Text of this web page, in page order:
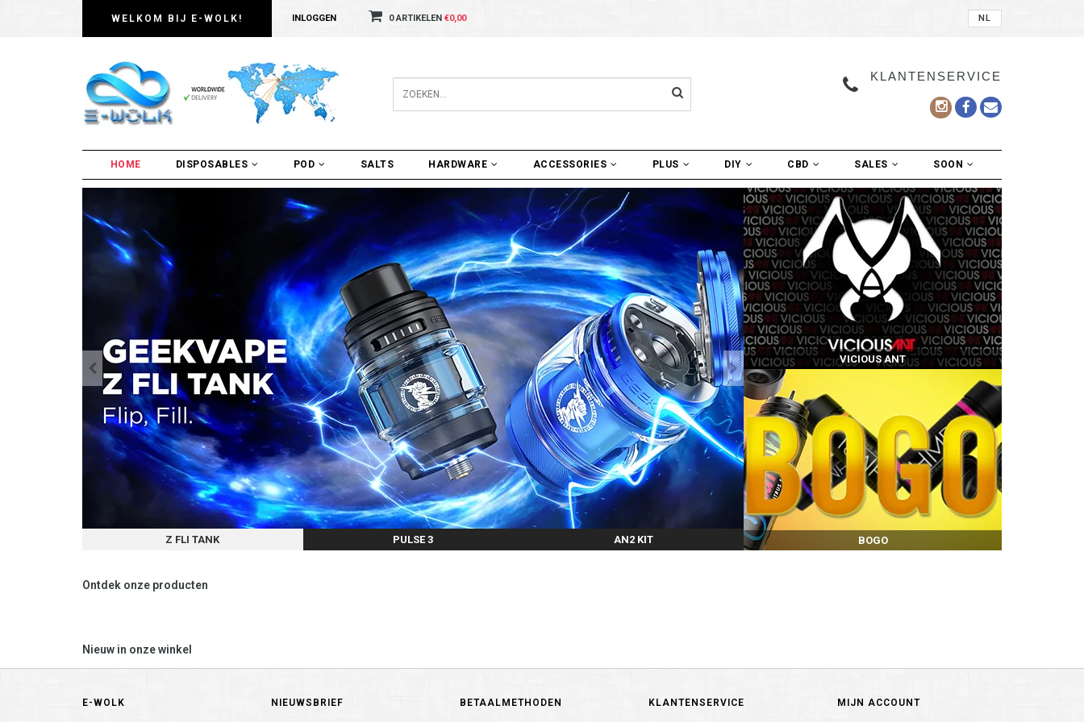
WELKOM BIJ E-WOLK! INLOGGEN 0 ARTIKELEN €0,00 NL
KLANTENSERVICE
HOME DISPOSABLES POD SALTS HARDWARE ACCESSORIES PLUS DIY CBD SALES SOON
Z FLI TANK PULSE 3 AN2 KIT
VICIOUS ANT
BOGO
Ontdek onze producten
Nieuw in onze winkel
E-WOLK NIEUWSBRIEF BETAALMETHODEN KLANTENSERVICE MIJN ACCOUNT